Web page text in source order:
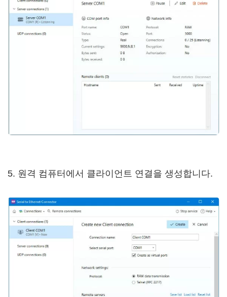
5. 원격 컴퓨터에서 클라이언트 연결을 생성합니다.